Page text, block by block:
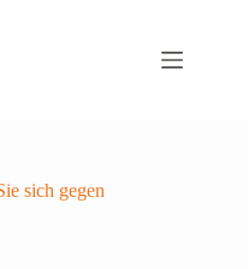
sich gegen